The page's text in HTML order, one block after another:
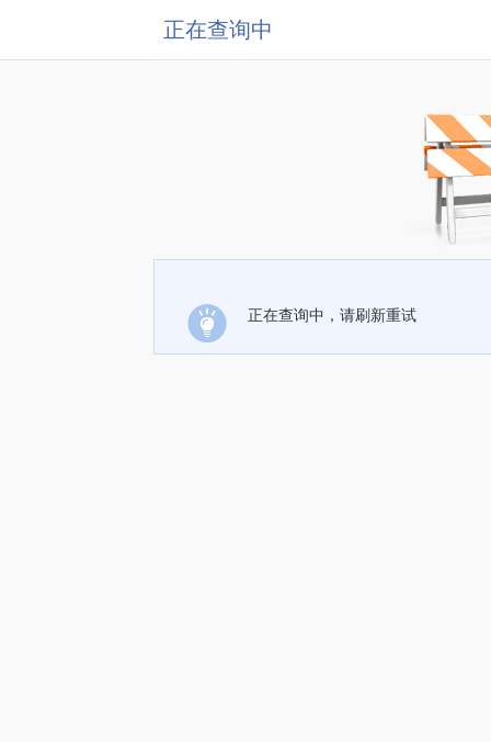
正在查询中
正在查询中，请刷新重试